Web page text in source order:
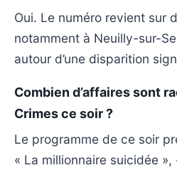
Oui. Le numéro revient sur
notamment à Neuilly-sur-
autour d’une disparition
Combien d’affaires sont
Crimes ce soir ?
Le programme de ce soir
« La millionnaire suicidée »,